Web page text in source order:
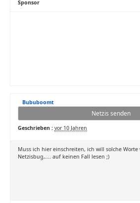
Sponsor
Bububoomt
Netzis senden
Geschrieben : vor 10 Jahren
Muss ich hier einschreiten, ich will solche Worte
Netzisbug,.... auf keinen Fall lesen ;)